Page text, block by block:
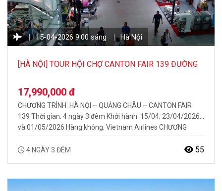
15-04-2026 9:00 sáng Hà Nội
[HÀ NỘI] TOUR HỘI CHỢ CANTON FAIR 139 ĐƯỜNG
17,990,000 đ
CHƯƠNG TRÌNH: HÀ NỘI – QUẢNG CHÂU – CANTON FAIR
139 Thời gian: 4 ngày 3 đêm Khởi hành: 15/04; 23/04/2026
và 01/05/2026 Hàng không: Vietnam Airlines CHƯƠNG
phá hội chợ Quảng Châu Canton Fair 139 Bay thẳng
4 NGÀY 3 ĐÊM 55